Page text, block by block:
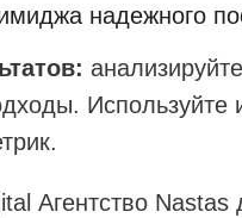
надежного
Агентство Nastas